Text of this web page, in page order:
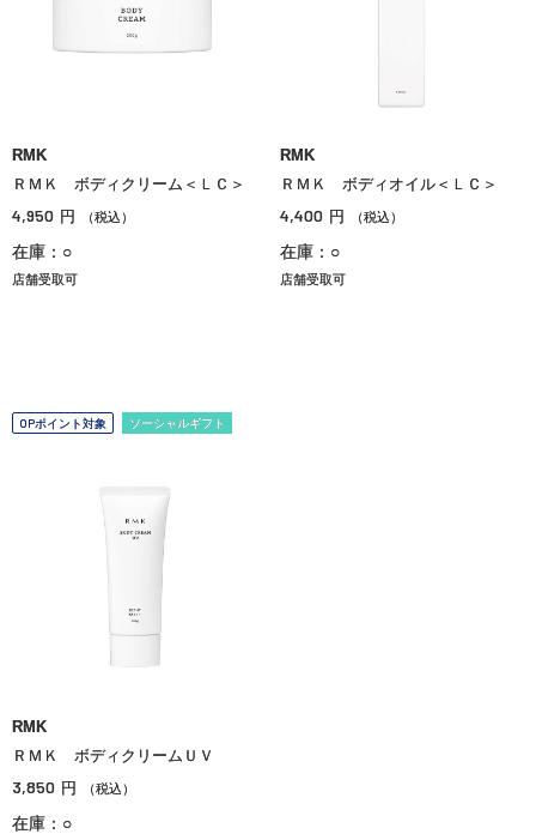
RMK
ＲＭＫ ボディクリーム＜ＬＣ＞
4,950 円 （税込）
在庫：○
店舗受取可
RMK
ＲＭＫ ボディオイル＜ＬＣ＞
4,400 円 （税込）
在庫：○
店舗受取可
OPポイント対象 ソーシャルギフト
RMK
ＲＭＫ ボディクリームＵＶ
3,850 円 （税込）
在庫：○